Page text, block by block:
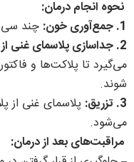
نحوه انجام درمان:
1. جمع‌آوری خون:
چند سی
2. جداسازی پلاسمای غنی از پلاکت
می‌گیرد تا پلاکت‌ها و
شوند.
3. تزریق:
پلاسمای غنی از
می‌شود.
مراقبت‌های بعد از درمان: